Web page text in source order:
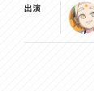
出演